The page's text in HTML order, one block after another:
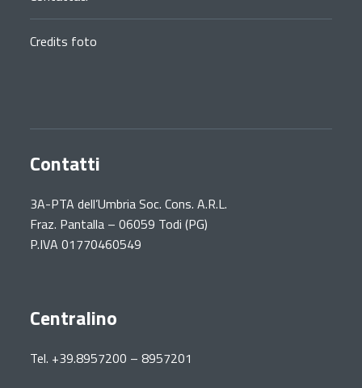
Credits foto
Contatti
3A-PTA dell’Umbria Soc. Cons. A.R.L.
Fraz. Pantalla – 06059 Todi (PG)
P.IVA 01770460549
Centralino
Tel. +39.8957200 – 8957201